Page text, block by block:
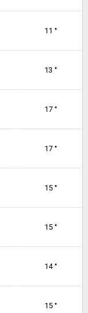
11 °
13 °
17 °
17 °
15 °
15 °
14 °
15 °